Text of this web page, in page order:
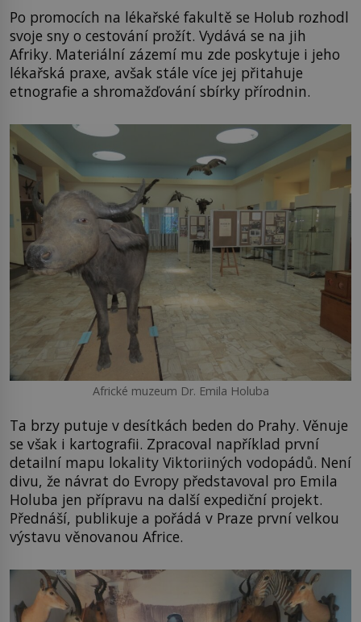
Po promocích na lékařské fakultě se Holub rozhodl
svoje sny o cestování prožít. Vydává se na jih
Afriky. Materiální zázemí mu zde poskytuje i jeho
lékařská praxe, avšak stále více jej přitahuje
etnografie a shromažďování sbírky přírodnin.
Africké muzeum Dr. Emila Holuba
Ta brzy putuje v desítkách beden do Prahy. Věnuje
se však i kartografii. Zpracoval například první
detailní mapu lokality Viktoriiných vodopádů. Není
divu, že návrat do Evropy představoval pro Emila
Holuba jen přípravu na další expediční projekt.
Přednáší, publikuje a pořádá v Praze první velkou
výstavu věnovanou Africe.